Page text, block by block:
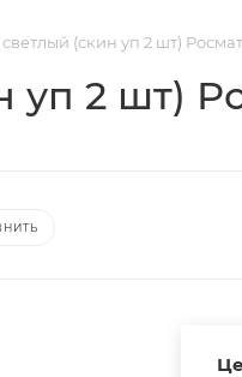
(скин уп 2 шт) Росмат
уп 2 шт)